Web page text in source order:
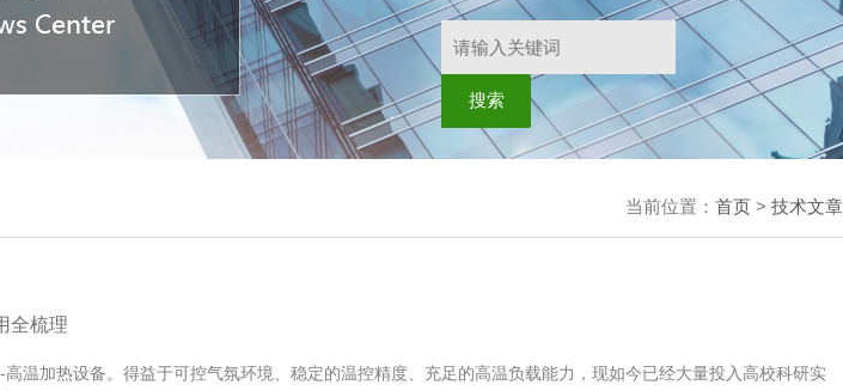
当前位置： 首页 > 技术文章
全梳理
温加热设备。得益于可控气氛环境、稳定的温控精度、充足的高温负载能力，现如今已经大量投入高校科研实